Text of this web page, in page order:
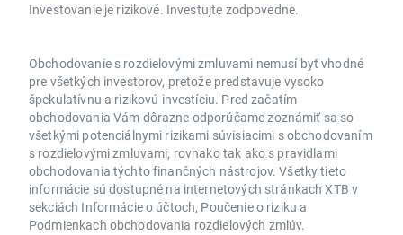
Investovanie je rizikové. Investujte zodpovedne.
Obchodovanie s rozdielovými zmluvami nemusí byť vhodné
pre všetkých investorov, pretože predstavuje vysoko
špekulatívnu a rizikovú investíciu. Pred začatím
obchodovania Vám dôrazne odporúčame zoznámiť sa so
všetkými potenciálnymi rizikami súvisiacimi s obchodovaním
s rozdielovými zmluvami, rovnako tak ako s pravidlami
obchodovania týchto finančných nástrojov. Všetky tieto
informácie sú dostupné na internetových stránkach XTB v
sekciách Informácie o účtoch, Poučenie o riziku a
Podmienkach obchodovania rozdielových zmlúv.